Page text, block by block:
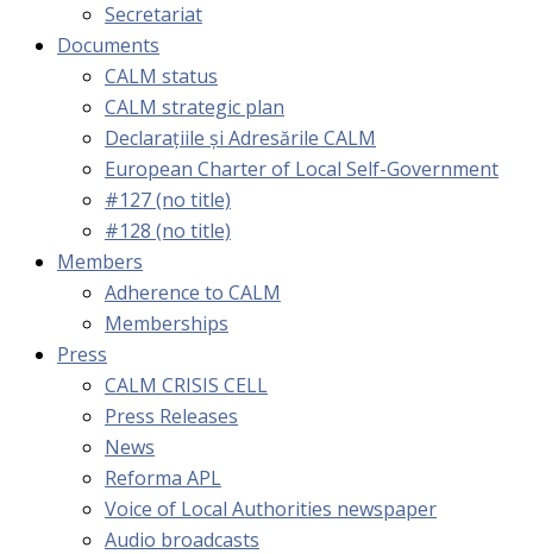
Secretariat
Documents
CALM status
CALM strategic plan
Declarațiile și Adresările CALM
European Charter of Local Self-Government
#127 (no title)
#128 (no title)
Members
Adherence to CALM
Memberships
Press
CALM CRISIS CELL
Press Releases
News
Reforma APL
Voice of Local Authorities newspaper
Audio broadcasts